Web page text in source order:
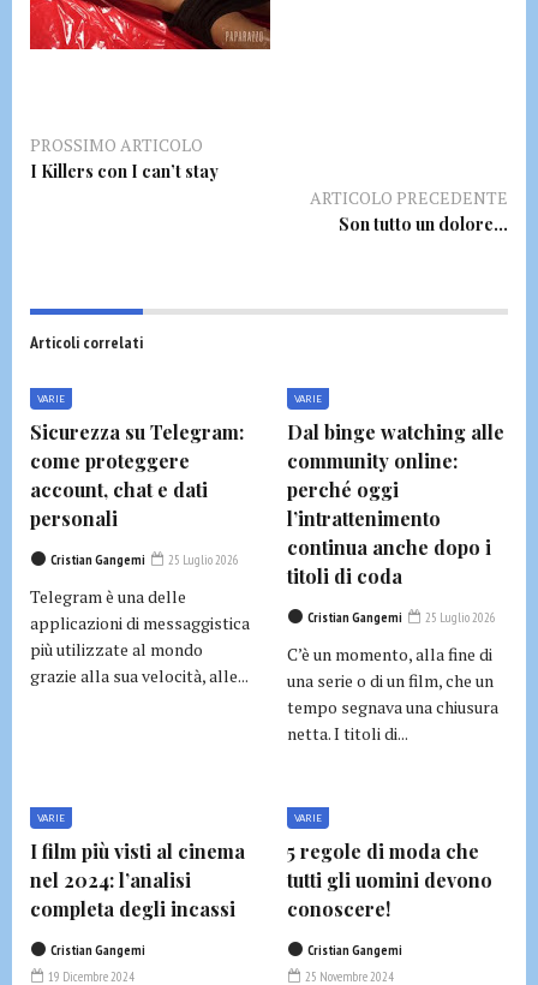
PROSSIMO ARTICOLO
I Killers con I can’t stay
ARTICOLO PRECEDENTE
Son tutto un dolore…
Articoli correlati
VARIE
Sicurezza su Telegram:
come proteggere
account, chat e dati
personali
Cristian Gangemi 25 Luglio 2026
Telegram è una delle
applicazioni di messaggistica
più utilizzate al mondo
grazie alla sua velocità, alle...
VARIE
Dal binge watching alle
community online:
perché oggi
l’intrattenimento
continua anche dopo i
titoli di coda
Cristian Gangemi 25 Luglio 2026
C’è un momento, alla fine di
una serie o di un film, che un
tempo segnava una chiusura
netta. I titoli di...
VARIE
I film più visti al cinema
nel 2024: l’analisi
completa degli incassi
Cristian Gangemi
19 Dicembre 2024
VARIE
5 regole di moda che
tutti gli uomini devono
conoscere!
Cristian Gangemi
25 Novembre 2024